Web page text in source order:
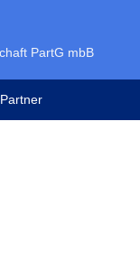
PartG mbB